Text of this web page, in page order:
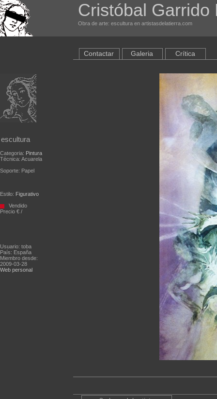
Cristóbal Garrido
Obra de arte: escultura en artistasdelatierra.com
escultura
Categoria: Pintura
Técnica: Acuarela
Soporte: Papel
Estilo: Figurativo
Vendido
Precio € /
Usuario: toba
País: España
Miembro desde:
2009-03-28
Web personal
Contactar Galeria Crítica